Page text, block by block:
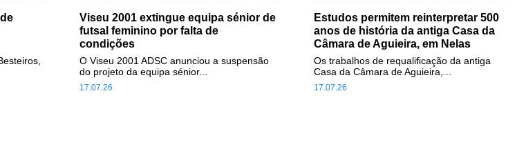
Viseu 2001 extingue equipa sénior de
futsal feminino por falta de
condições
17.07.26
O Viseu 2001 ADSC anunciou a suspensão
do projeto da equipa sénior...
Estudos permitem reinterpretar 500
anos de história da antiga Casa da
Câmara de Aguieira, em Nelas
17.07.26
Os trabalhos de requalificação da antiga
Casa da Câmara de Aguieira,...